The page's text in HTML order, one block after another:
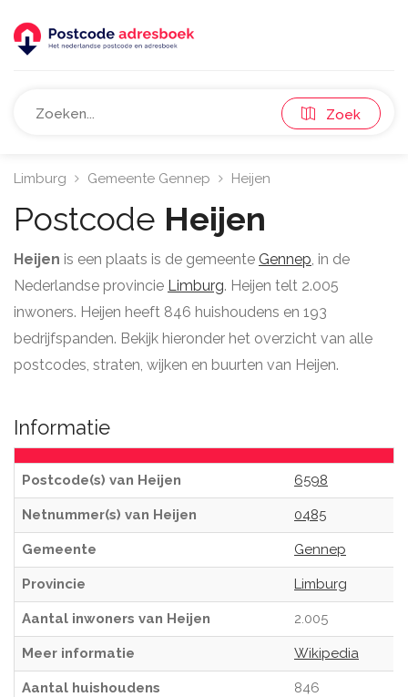
Zoek
Limburg Gemeente Gennep Heijen
Postcode Heijen
Heijen is een plaats is de gemeente Gennep, in de
Nederlandse provincie Limburg. Heijen telt 2.005
inwoners. Heijen heeft 846 huishoudens en 193
bedrijfspanden. Bekijk hieronder het overzicht van alle
postcodes, straten, wijken en buurten van Heijen.
Informatie
Postcode(s) van Heijen 6598
Netnummer(s) van Heijen 0485
Gemeente Gennep
Provincie Limburg
Aantal inwoners van Heijen 2.005
Meer informatie Wikipedia
Aantal huishoudens 846